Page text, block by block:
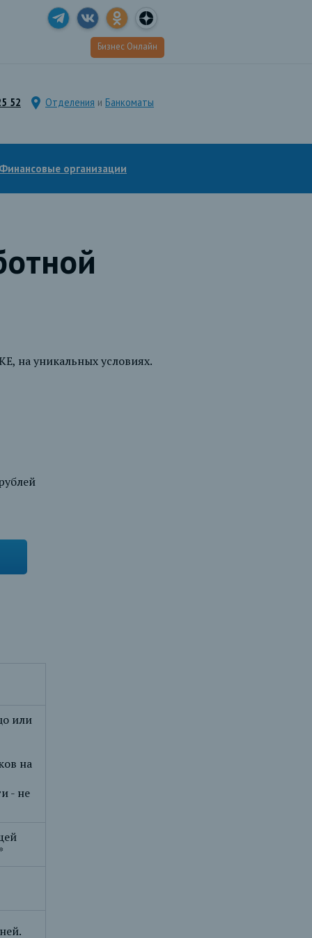
Бизнес Онлайн
52 Отделения и Банкоматы
Финансовые организации
на уникальных условиях.
или
на
- не